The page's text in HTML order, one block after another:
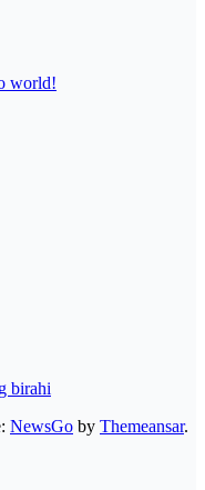
world!
birahi
NewsGo by Themeansar.